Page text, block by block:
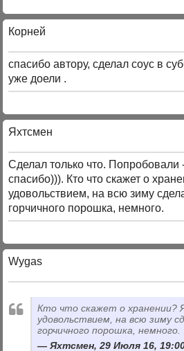
Корней
спасибо автору, сделал соус в
уже доели .
Яхтсмен
Сделал только что. Попробовали
спасибо))). Кто что скажет о
удовольствием, на всю зиму
горчичного порошка, немного.
Wygas
Кто что скажет о хранении?
удовольствием, на всю зиму
горчичного порошка, немного.
Яхтсмен, 29 Июля 16,